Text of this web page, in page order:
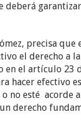
precisa que
el derecho a
en el artículo
hacer efectivo
no esté acorde
derecho